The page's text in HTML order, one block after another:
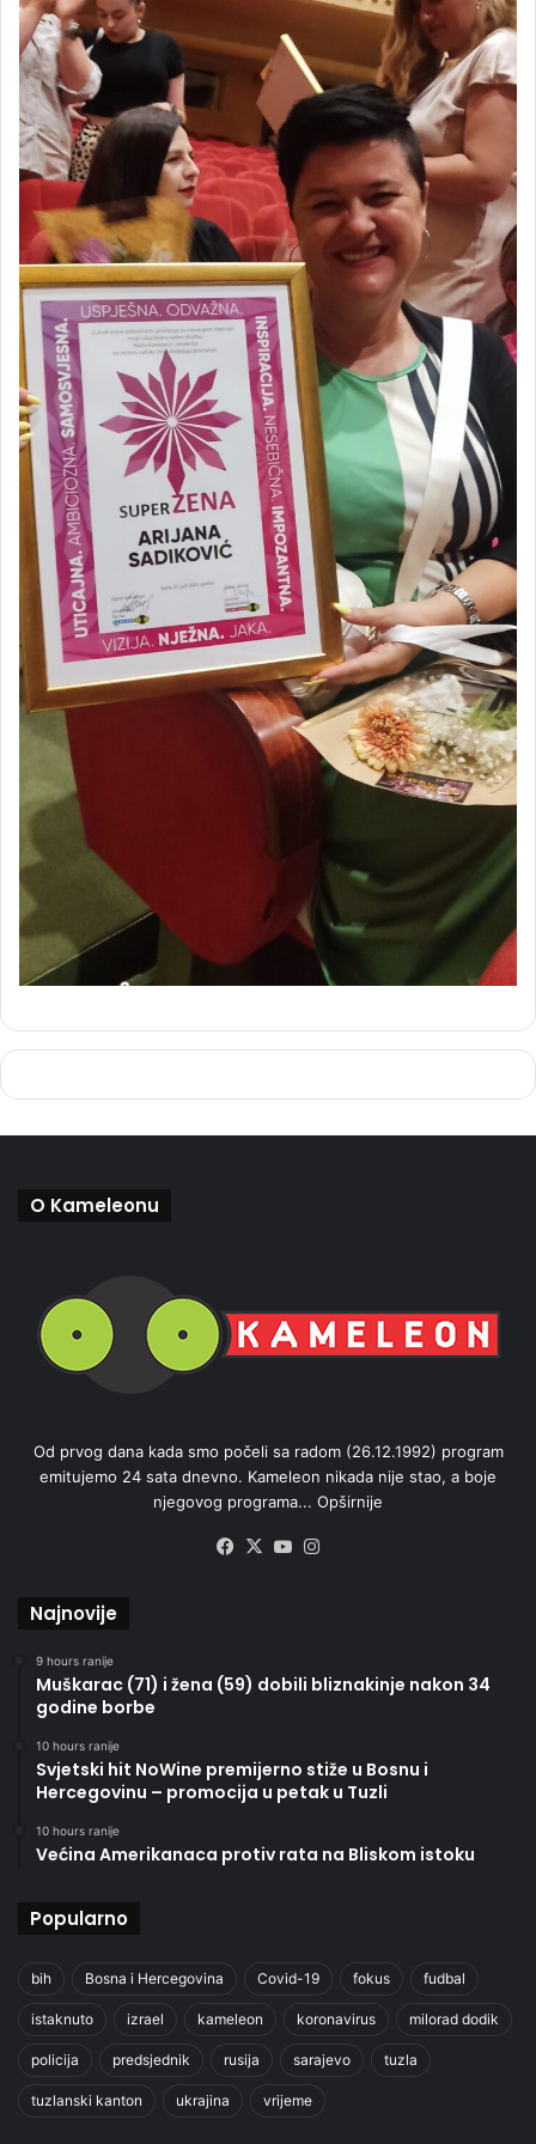
O Kameleonu
Od prvog dana kada smo počeli sa radom (26.12.1992) program
emitujemo 24 sata dnevno. Kameleon nikada nije stao, a boje
njegovog programa... Opširnije
Facebook
X YouTube
Najnovije
9 hours ranije
Muškarac (71) i žena (59) dobili bliznakinje nakon 34
godine borbe
10 hours ranije
Svjetski hit NoWine premijerno stiže u Bosnu i
Hercegovinu – promocija u petak u Tuzli
10 hours ranije
Većina Amerikanaca protiv rata na Bliskom istoku
Popularno
bih Bosna i Hercegovina Covid-19 fokus fudbal
istaknuto izrael kameleon koronavirus milorad dodik
policija predsjednik rusija sarajevo tuzla
tuzlanski kanton ukrajina vrijeme